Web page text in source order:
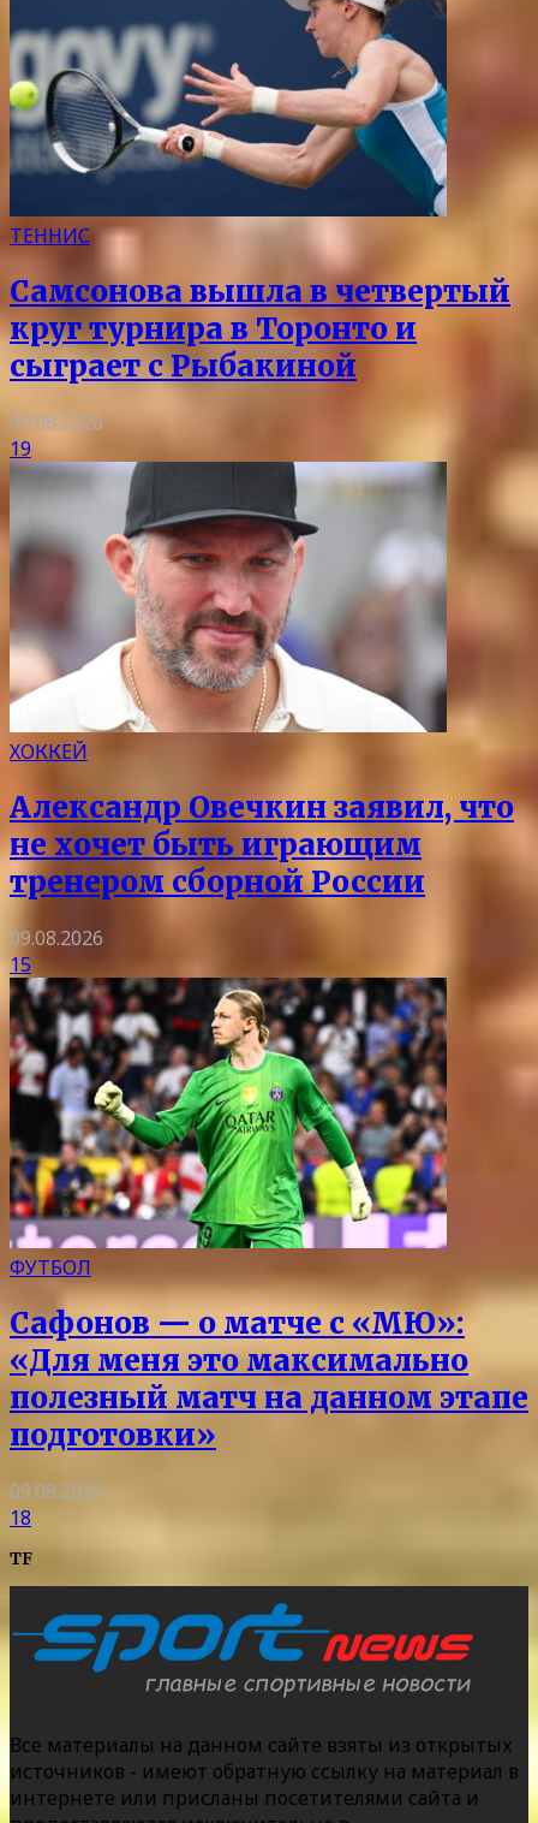
ТЕННИС
Самсонова вышла в четвертый
круг турнира в Торонто и
сыграет с Рыбакиной
09.08.2026
19
ХОККЕЙ
Александр Овечкин заявил, что
не хочет быть играющим
тренером сборной России
09.08.2026
15
ФУТБОЛ
Сафонов — о матче с «МЮ»:
«Для меня это максимально
полезный матч на данном этапе
подготовки»
09.08.2026
18
TF
Все материалы на данном сайте взяты из открытых
источников - имеют обратную ссылку на материал в
интернете или присланы посетителями сайта и